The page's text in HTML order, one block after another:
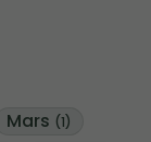
Mars (1)